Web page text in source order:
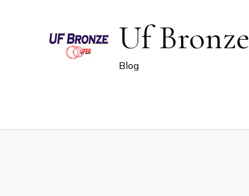
Uf Bronze
Blog